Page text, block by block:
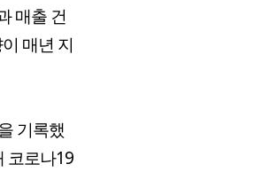
매출 건
매년 지
기록했
코로나19